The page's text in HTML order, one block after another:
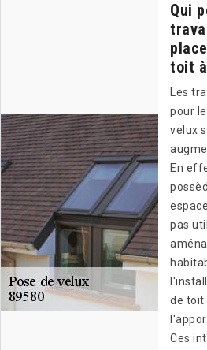
Qui
toit
Les
pour
velux
En
pas
de toit
Ces